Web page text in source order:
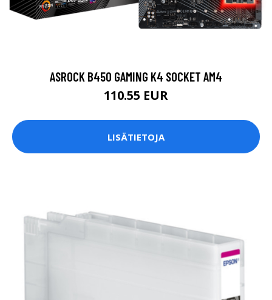
ASROCK B450 GAMING K4 SOCKET AM4
110.55 EUR
LISÄTIETOJA